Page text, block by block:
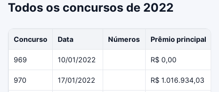
Todos os concursos de 2022
Concurso Data Números Prêmio principal
969 10/01/2022 R$ 0,00
970 17/01/2022 R$ 1.016.934,03